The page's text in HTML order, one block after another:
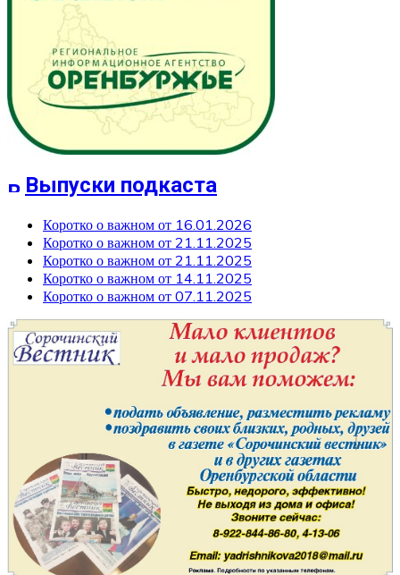
Выпуски подкаста
Коротко о важном от 16.01.2026
Коротко о важном от 21.11.2025
Коротко о важном от 21.11.2025
Коротко о важном от 14.11.2025
Коротко о важном от 07.11.2025